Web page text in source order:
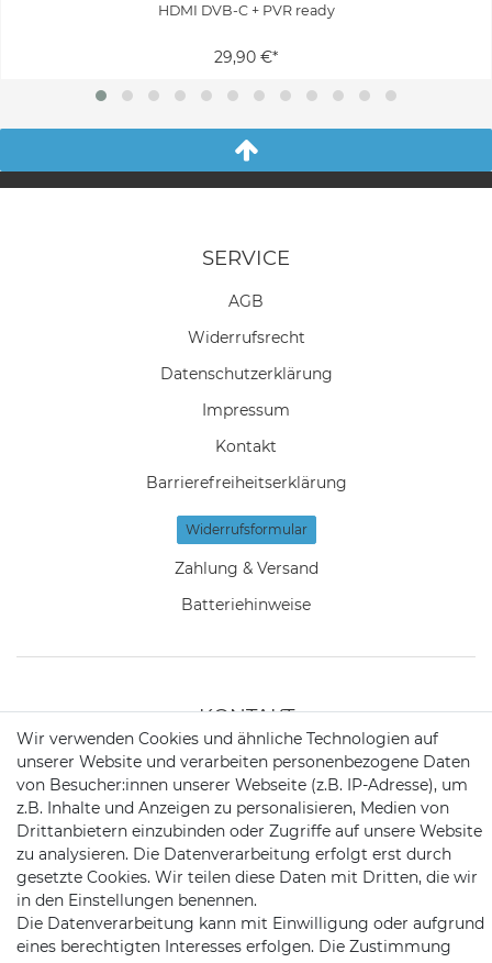
HDMI DVB-C + PVR ready
29,90 €*
SERVICE
AGB
Widerrufs­recht
Daten­schutz­erklärung
Impressum
Kontakt
Barrierefreiheitserklärung
Widerrufs­formular
Zahlung & Versand
Batteriehinweise
KONTAKT
Telefon:09721 / 9453362
Mail:info@satshopping.de
Kopenhagenstr. 4
97424 Schweinfurt
Wir verwenden Cookies und ähnliche Technologien auf
unserer Website und verarbeiten personenbezogene Daten
von Besucher:innen unserer Webseite (z.B. IP-Adresse), um
z.B. Inhalte und Anzeigen zu personalisieren, Medien von
Drittanbietern einzubinden oder Zugriffe auf unsere Website
zu analysieren. Die Datenverarbeitung erfolgt erst durch
gesetzte Cookies. Wir teilen diese Daten mit Dritten, die wir
in den Einstellungen benennen.
Die Datenverarbeitung kann mit Einwilligung oder aufgrund
eines berechtigten Interesses erfolgen. Die Zustimmung